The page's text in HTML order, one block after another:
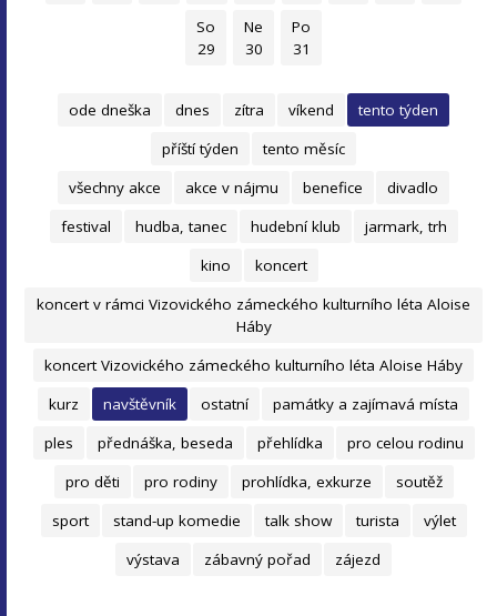
So
29
Ne
30
Po
31
ode dneška dnes zítra víkend
tento týden
příští týden
tento měsíc
všechny akce
akce v nájmu benefice
divadlo
festival
hudba, tanec hudební klub
jarmark, trh
kino
koncert
koncert v rámci Vizovického zámeckého kulturního léta Aloise
Háby
koncert Vizovického zámeckého kulturního léta Aloise Háby
kurz
navštěvník ostatní
památky a zajímavá místa
ples
přednáška, beseda přehlídka
pro celou rodinu
pro děti
pro rodiny prohlídka, exkurze
soutěž
sport
stand-up komedie talk show turista
výlet
výstava
zábavný pořad zájezd